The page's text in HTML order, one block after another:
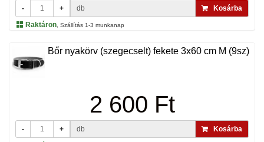
- + db
Kosárba
Raktáron , Szállítás 1-3 munkanap
Bőr nyakörv (szegecselt) fekete 3x60 cm M (9sz)
2 600 Ft
- + db
Kosárba